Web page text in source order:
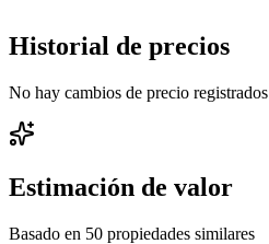
Historial de precios
No hay cambios de precio registrados
Estimación de valor
Basado en 50 propiedades similares